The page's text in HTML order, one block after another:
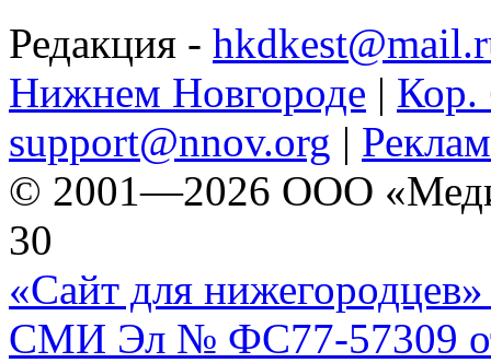
Редакция -
Нижнем Новгороде | Кор.
support@nnov.org |
© 2001—2026 ООО
30
«Сайт для нижегородцев»
СМИ Эл № ФС77-57309